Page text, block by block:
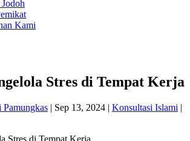
Kami
Stres di Tempat Kerja
| Sep 13, 2024 | Konsultasi Islami |